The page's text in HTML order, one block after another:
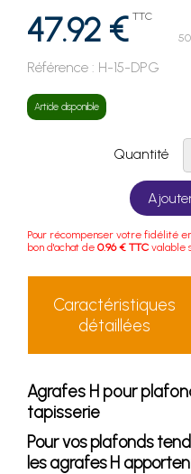
47.92 € TTC
Référence : H-15-DPG
Article disponible
Quantité
Pour récompenser votre fidélité
bon d'achat de 0.96 € TTC valable
Caractéristiques
détaillées
Agrafes H pour
tapisserie
Pour vos plafonds
les agrafes H